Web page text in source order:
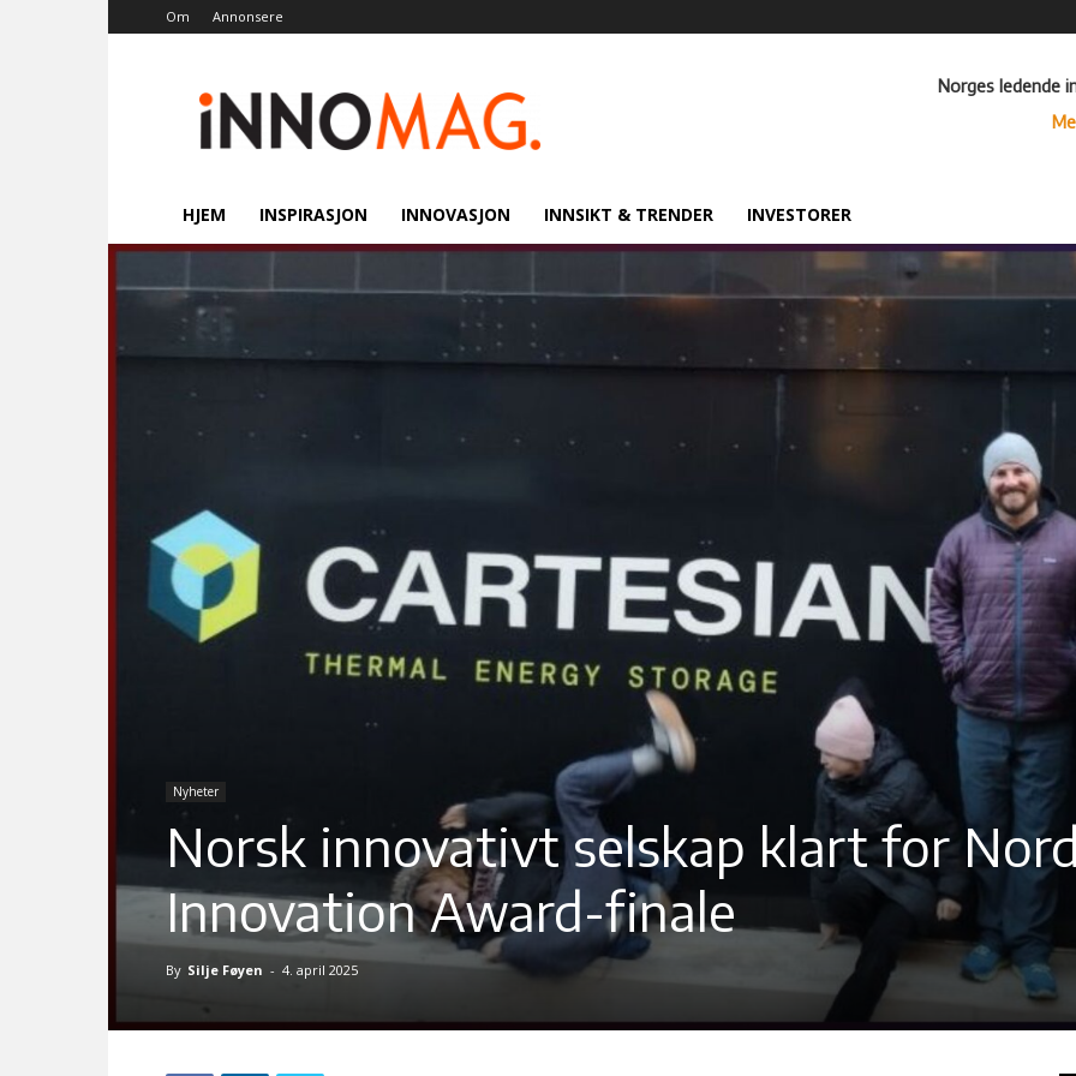
Om Annonsere
Norges ledende
HJEM INSPIRASJON INNOVASJON INNSIKT & TRENDER INVESTORER
Nyheter
Norsk innovativt selskap klart for
Innovation Award-finale
By Silje Føyen - 4. april 2025